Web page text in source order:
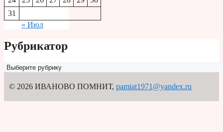
31
« Июл
Рубрикатор
Рубрикатор
© 2026 ИВАНОВО ПОМНИТ, pamiat1971@yandex.ru